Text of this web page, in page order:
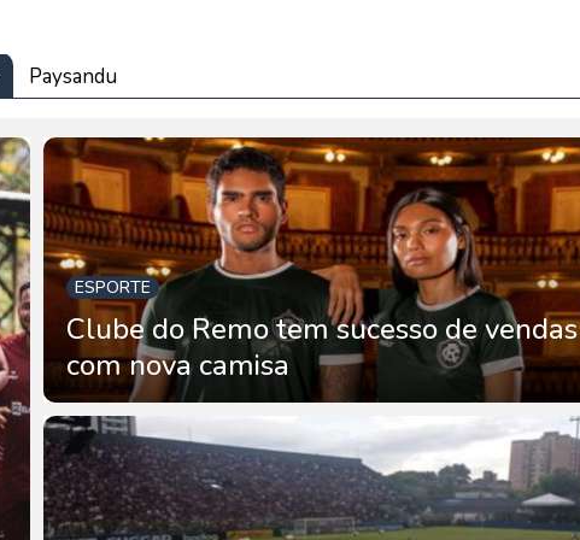
Paysandu
ESPORTE
Clube do Remo tem sucesso de vendas
com nova camisa